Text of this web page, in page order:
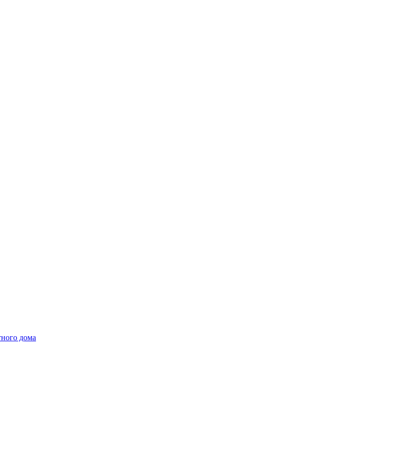
дома